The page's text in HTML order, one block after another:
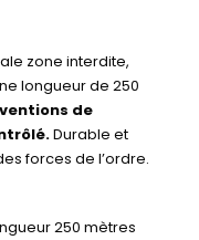
zone interdite,
longueur de 250
de
Durable et
forces de l’ordre.
250 mètres